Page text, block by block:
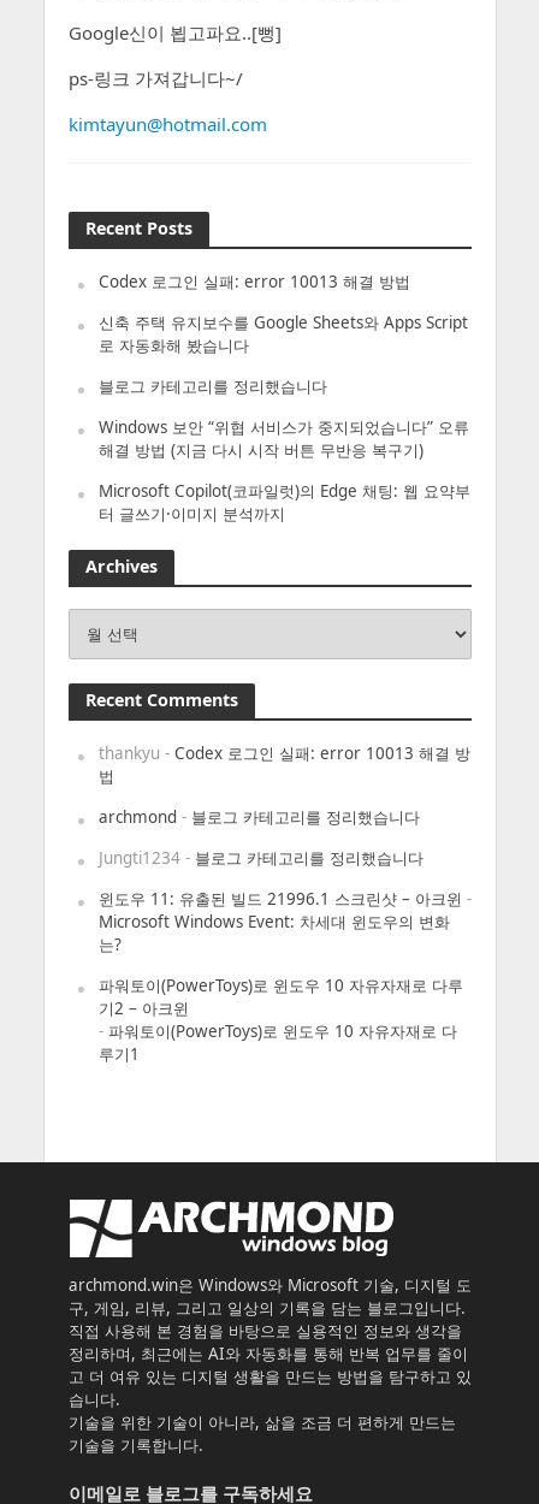
Google신이 뵙고파요..[뻥]
ps-링크 가져갑니다~/
kimtayun@hotmail.com
Recent Posts
Codex 로그인 실패: error 10013 해결 방법
신축 주택 유지보수를 Google Sheets와 Apps Script
로 자동화해 봤습니다
블로그 카테고리를 정리했습니다
Windows 보안 “위협 서비스가 중지되었습니다” 오류
해결 방법 (지금 다시 시작 버튼 무반응 복구기)
Microsoft Copilot(코파일럿)의 Edge 채팅: 웹 요약부
터 글쓰기·이미지 분석까지
Archives
Recent Comments
thankyu - Codex 로그인 실패: error 10013 해결 방
법
archmond- 블로그 카테고리를 정리했습니다
Jungti1234- 블로그 카테고리를 정리했습니다
윈도우 11: 유출된 빌드 21996.1 스크린샷 – 아크윈 -
Microsoft Windows Event: 차세대 윈도우의 변화
는?
파워토이(PowerToys)로 윈도우 10 자유자재로 다루
기2 – 아크윈
- 파워토이(PowerToys)로 윈도우 10 자유자재로 다
루기1
archmond.win은 Windows와 Microsoft 기술, 디지털 도
구, 게임, 리뷰, 그리고 일상의 기록을 담는 블로그입니다.
직접 사용해 본 경험을 바탕으로 실용적인 정보와 생각을
정리하며, 최근에는 AI와 자동화를 통해 반복 업무를 줄이
고 더 여유 있는 디지털 생활을 만드는 방법을 탐구하고 있
습니다.
기술을 위한 기술이 아니라, 삶을 조금 더 편하게 만드는
기술을 기록합니다.
이메일로 블로그를 구독하세요